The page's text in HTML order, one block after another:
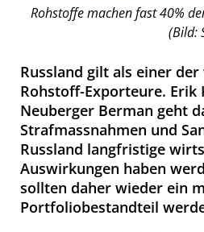
Rohstoffe machen fast 40%
(Bild:
Russland gilt als einer
Rohstoff-Exporteure. Erik
Neuberger Berman geht
Strafmassnahmen und
Russland langfristige
Auswirkungen haben
sollten daher wieder ein
Portfoliobestandteil